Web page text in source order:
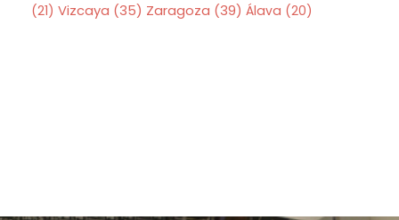
(21) Vizcaya (35) Zaragoza (39) Álava (20)